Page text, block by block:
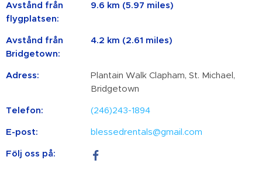
Avstånd från
flygplatsen:
9.6 km (5.97 miles)
Avstånd från
Bridgetown:
4.2 km (2.61 miles)
Adress:
Plantain Walk Clapham, St. Michael,
Bridgetown
Telefon: (246)243-1894
E-post: blessedrentals@gmail.com
Följ oss på: